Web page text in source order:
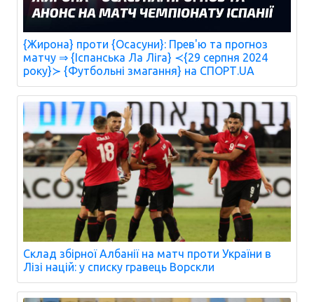
{Жирона} проти {Осасуни}: Прев'ю та прогноз
матчу ⇒ {Іспанська Ла Ліга} ≺{29 серпня 2024
року}≻ {Футбольні змагання} на СПОРТ.UA
Склад збірної Албанії на матч проти України в
Лізі націй: у списку гравець Ворскли